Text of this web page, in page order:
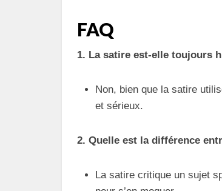
FAQ
1. La satire est-elle toujours
Non, bien que la satire
et sérieux.
2. Quelle est la différence
La satire critique un sujet